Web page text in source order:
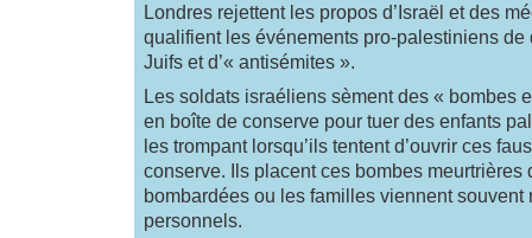
Londres rejettent les propos d’Israël et des
qualifient les événements pro-palestiniens de
Juifs et d’« antisémites ».
Les soldats israéliens sèment des « bombes
en boîte de conserve pour tuer des enfants
les trompant lorsqu’ils tentent d’ouvrir ces
conserve. Ils placent ces bombes meurtrières
bombardées ou les familles viennent souvent
personnels.